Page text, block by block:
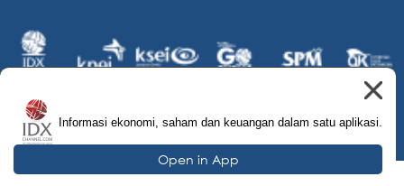
© 2026 IDX Channel. All Rights Reserved.
Informasi ekonomi, saham dan keuangan dalam satu aplikasi.
Open in App